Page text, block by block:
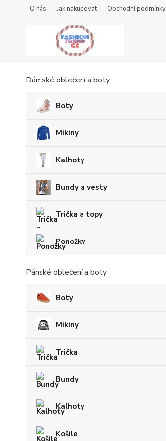
O nás Jak nakupovat Obchodní podmínky
Dámské oblečení a boty
Boty
Mikiny
Kalhoty
Bundy a vesty
Trička a topy
Ponožky
Pánské oblečení a boty
Boty
Mikiny
Trička
Bundy
Kalhoty
Košile